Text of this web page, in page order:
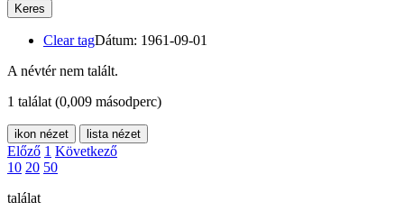
Keres
Clear tagDátum: 1961-09-01
A névtér nem talált.
1 találat (0,009 másodperc)
ikon nézet lista nézet
Előző 1 Következő
10 20 50
találat